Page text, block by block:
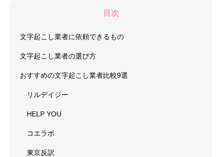
目次
文字起こし業者に依頼できるもの
文字起こし業者の選び方
おすすめの文字起こし業者比較9選
リルデイジー
HELP YOU
コエラボ
東京反訳